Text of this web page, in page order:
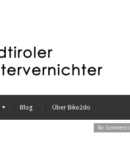
Blog Über Bike2do
No Comments